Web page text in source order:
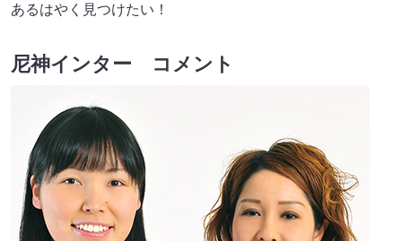
あるはやく見つけたい！
尼神インター コメント